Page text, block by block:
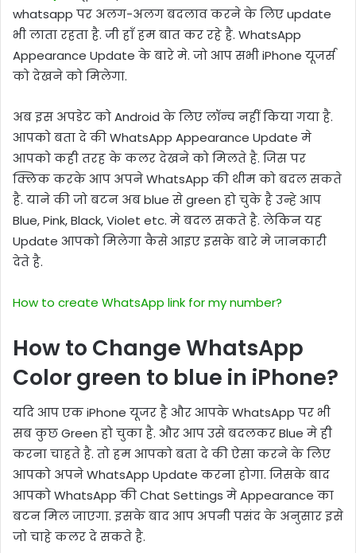
whatsapp पर अलग-अलग बदलाव करने के लिए update
भी लाता रहता है. जी हाँ हम बात कर रहे है. WhatsApp
Appearance Update के बारे मे. जो आप सभी iPhone यूजर्स
को देखने को मिलेगा.
अब इस अपडेट को Android के लिए लॉन्च नहीं किया गया है.
आपको बता दे की WhatsApp Appearance Update मे
आपको कही तरह के कलर देखने को मिलते है. जिस पर
क्लिक करके आप अपने WhatsApp की थीम को बदल सकते
है. याने की जो बटन अब blue से green हो चुके है उन्हे आप
Blue, Pink, Black, Violet etc. मे बदल सकते है. लेकिन यह
Update आपको मिलेगा कैसे आइए इसके बारे मे जानकारी
देते है.
How to create WhatsApp link for my number?
How to Change WhatsApp
Color green to blue in iPhone?
यदि आप एक iPhone यूजर है और आपके WhatsApp पर भी
सब कुछ Green हो चुका है. और आप उसे बदलकर Blue मे ही
करना चाहते है. तो हम आपको बता दे की ऐसा करने के लिए
आपको अपने WhatsApp Update करना होगा. जिसके बाद
आपको WhatsApp की Chat Settings मे Appearance का
बटन मिल जाएगा. इसके बाद आप अपनी पसंद के अनुसार इसे
जो चाहे कलर दे सकते है.